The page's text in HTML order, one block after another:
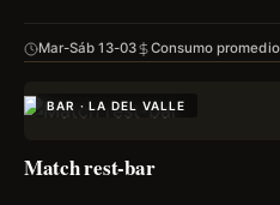
Mar-Sáb 13-03 Consumo
BAR · LA DEL VALLE
Match rest-bar